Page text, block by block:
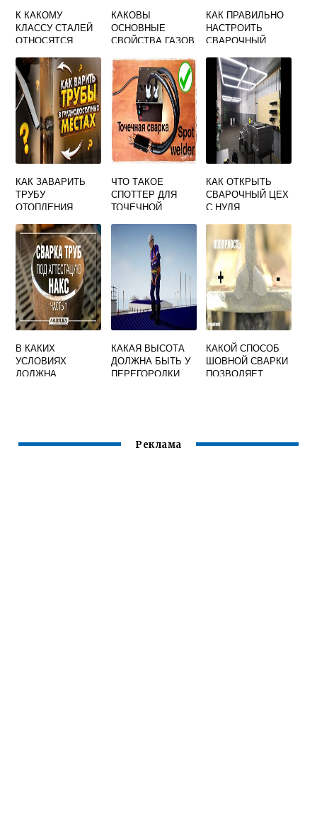
К КАКОМУ
КЛАССУ СТАЛЕЙ
ОТНОСЯТСЯ
ПРОВОЛОКИ СВ
08ГС
КАКОВЫ
ОСНОВНЫЕ
СВОЙСТВА ГАЗОВ
ПРИ
ГАЗОСВАРОЧНЫХ
РАБОТАХ
КАК ПРАВИЛЬНО
НАСТРОИТЬ
СВАРОЧНЫЙ
СВАРКИ ТОНКОГО
МЕТАЛЛА
КАК ЗАВАРИТЬ
ТРУБУ
ОТОПЛЕНИЯ
ЭЛЕКТРОСВАРКО
Й
ЧТО ТАКОЕ
СПОТТЕР ДЛЯ
ТОЧЕЧНОЙ
КАК ОТКРЫТЬ
СВАРОЧНЫЙ ЦЕХ
С НУЛЯ
В КАКИХ
УСЛОВИЯХ
ДОЛЖНА
КАКАЯ ВЫСОТА
ДОЛЖНА БЫТЬ У
ПЕРЕГОРОДКИ
СВАРОЧНЫХ
КАКОЙ СПОСОБ
ШОВНОЙ СВАРКИ
ПОЗВОЛЯЕТ
Реклама